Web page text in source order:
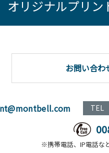
オリジナルプリ
お問い合わ
TEL
※携帯電話、IP電話な